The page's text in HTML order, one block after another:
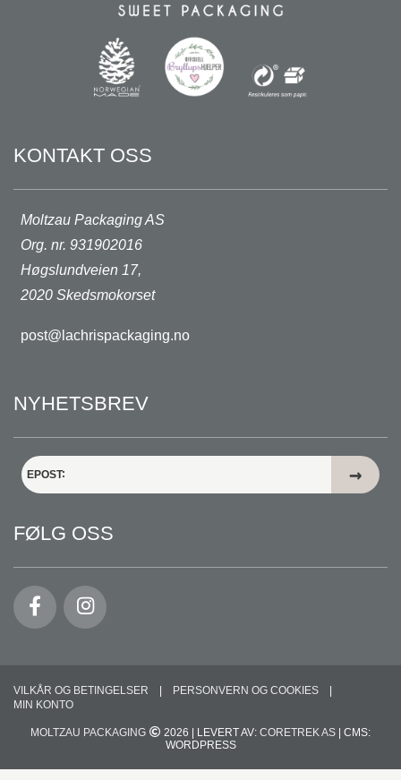
KONTAKT OSS
Moltzau Packaging AS
Org. nr. 931902016
Høgslundveien 17,
2020 Skedsmokorset
post@lachrispackaging.no
NYHETSBREV
EPOST
FØLG OSS
VILKÅR OG BETINGELSER
PERSONVERN OG COOKIES
MIN KONTO
MOLTZAU PACKAGING 2026 | LEVERT AV: CORETREK AS | CMS:
WORDPRESS